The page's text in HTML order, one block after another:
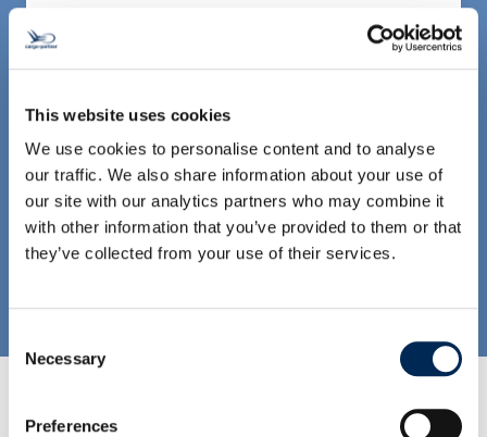
This website uses cookies
We use cookies to personalise content and to analyse
our traffic. We also share information about your use of
our site with our analytics partners who may combine it
with other information that you’ve provided to them or that
they’ve collected from your use of their services.
Selection
Necessary
Preferences
Dünyanın dört bir yanındaki gümrük
uzmanlarımız, mallarınız için doğru, hızlı ve
uygun maliyetli gümrük işlemlerini
gerçekleştirir.